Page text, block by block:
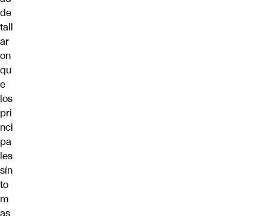
de
tall
ar
on
qu
e
los
pri
nci
pa
les
sín
to
m